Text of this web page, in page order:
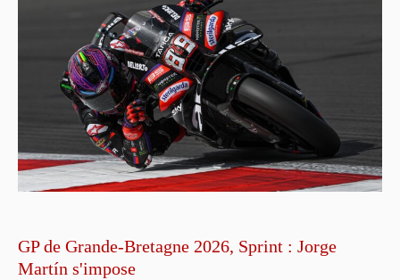
GP de Grande-Bretagne 2026, Sprint : Jorge
Martín s'impose